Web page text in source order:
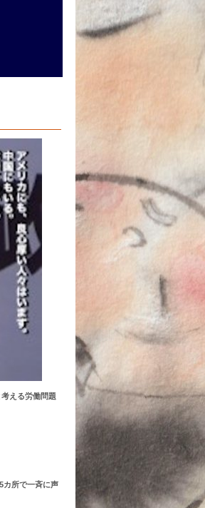
える労働問題
2017.7
カ所で一斉に声